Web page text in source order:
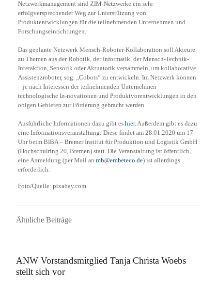
Netzwerkmanagement sind ZIM-Netzwerke ein sehr
erfolgversprechender Weg zur Unterstützung von
Produktentwicklungen für die teilnehmenden Unternehmen und
Forschungseinrichtungen.
Das geplante Netzwerk Mensch-Roboter-Kollaboration soll Akteure
zu Themen aus der Robotik, der Informatik, der Mensch-Technik-
Interaktion, Sensorik oder Aktuatorik versammeln, um kollaborative
Assistenzroboter, sog. „Cobots“ zu entwickeln. Im Netzwerk können
– je nach Interessen der teilnehmenden Unternehmen –
technologische In-novationen und Produktvorentwicklungen in den
obigen Gebieten zur Förderung gebracht werden.
Ausführliche Informationen dazu gibt es hier. Außerdem gibt es dazu
eine Informationsveranstaltung: Diese findet am 28.01.2020 um 17
Uhr beim BIBA – Bremer Institut für Produktion und Logistik GmbH
(Hochschulring 20, Bremen) statt. Die Veranstaltung ist öffentlich,
eine Anmeldung (per Mail an mb@embeteco.de) ist allerdings
erforderlich.
Foto/Quelle: pixabay.com
Ähnliche Beiträge
ANW Vorstandsmitglied Tanja Christa Woebs
stellt sich vor